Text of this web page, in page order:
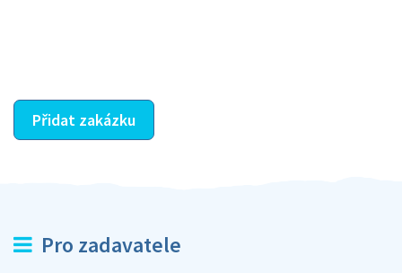
Přidat zakázku
Pro zadavatele